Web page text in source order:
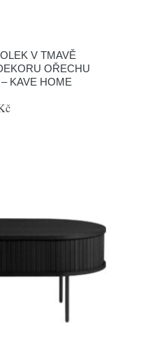
V TMAVĚ
OŘECHU
KAVE HOME